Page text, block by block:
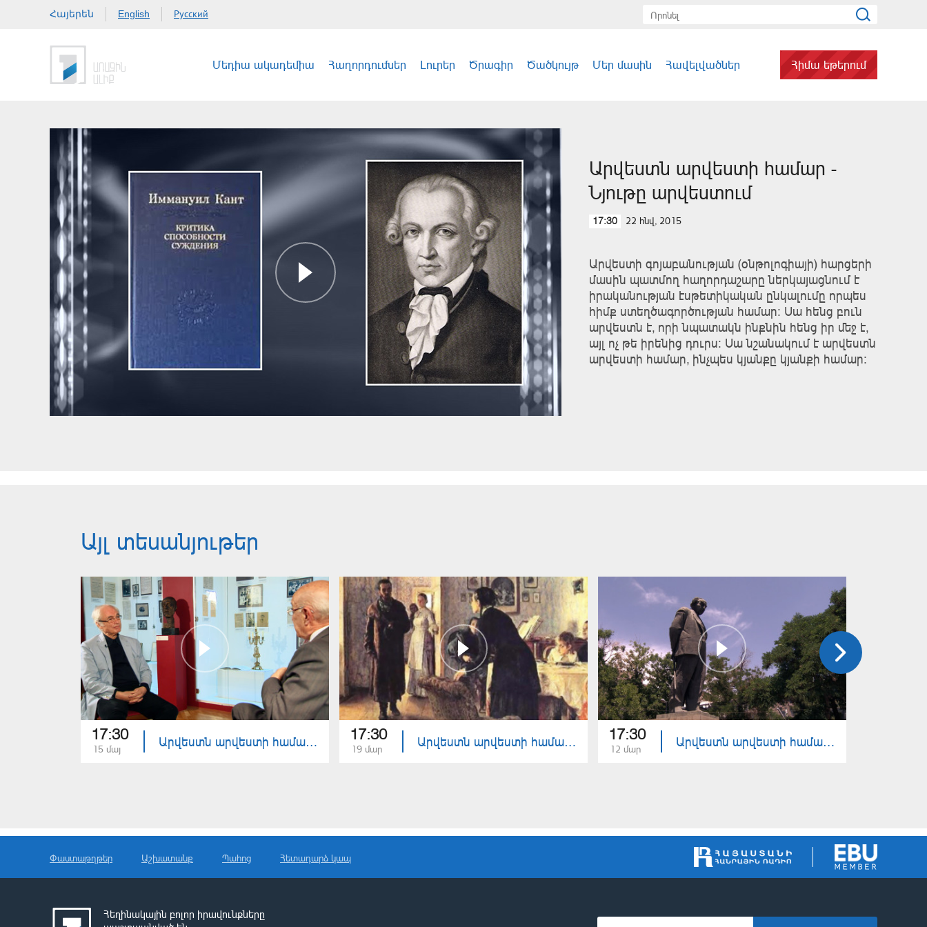
Հայերեն English Русский
Մեդիա ակադեմիա Հաղորդումներ Լուրեր Ծրագիր Ծածկույթ Մեր մասին Հավելվածներ Հիմա եթերում
Արվեստն արվեստի համար -
Նյութը արվեստում
17:30 22 հնվ, 2015
Արվեստի գոյաբանության (օնթոլոգիայի) հարցերի
մասին պատմող հաղորդաշարը ներկայացնում է
իրականության էսթետիկական ընկալումը որպես
հիմք ստեղծագործության համար։ Սա հենց բուն
արվեստն է, որի նպատակն ինքնին հենց իր մեջ է,
այլ ոչ թե իրենից դուրս։ Սա նշանակում է արվեստն
արվեստի համար, ինչպես կյանքը կյանքի համար։
Այլ տեսանյութեր
17:30
15 մայ Արվեստն արվեստի համար - Տիգրան Մանսուրյանի արվեստի էսթետիկան 17:30
19 մար Արվեստն արվեստի համար - Միջոցը որպես նպատակ 17:30
12 մար Արվեստն արվեստի համար - Անձի սիմվոլացում
Փաստաթղթեր Աշխատանք Պահոց Հետադարձ կապ
Հեղինակային բոլոր իրավունքները